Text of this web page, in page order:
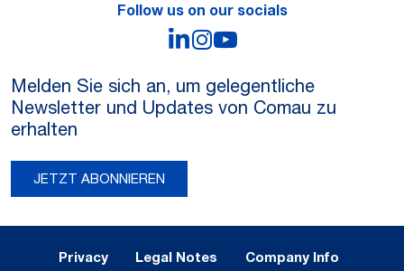
Follow us on our socials
LinkedIn
Instagram
Melden Sie sich an, um gelegentliche
Newsletter und Updates von Comau zu
erhalten
JETZT ABONNIEREN
Privacy Legal Notes Company Info